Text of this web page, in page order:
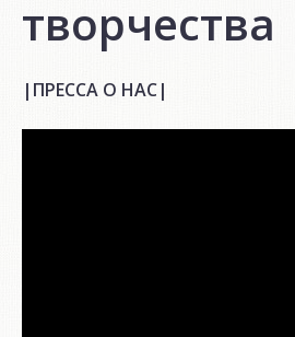
творчества
|ПРЕССА О НАС|